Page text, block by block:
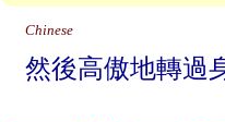
Chinese
然後高傲地轉過